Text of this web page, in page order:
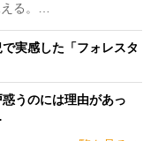
る。…
実感した「フォレスタ
うのには理由があっ